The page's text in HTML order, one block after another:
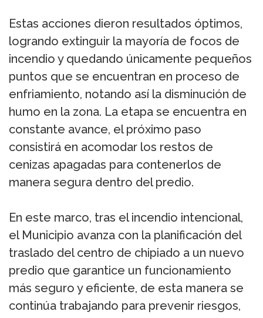
Estas acciones dieron resultados óptimos,
logrando extinguir la mayoría de focos de
incendio y quedando únicamente pequeños
puntos que se encuentran en proceso de
enfriamiento, notando así la disminución de
humo en la zona. La etapa se encuentra en
constante avance, el próximo paso
consistirá en acomodar los restos de
cenizas apagadas para contenerlos de
manera segura dentro del predio.
En este marco, tras el incendio intencional,
el Municipio avanza con la planificación del
traslado del centro de chipiado a un nuevo
predio que garantice un funcionamiento
más seguro y eficiente, de esta manera se
continúa trabajando para prevenir riesgos,